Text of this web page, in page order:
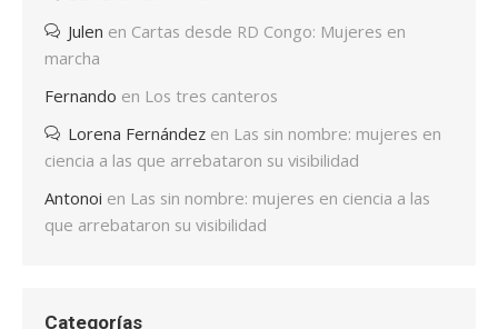
Julen en Cartas desde RD Congo: Mujeres en
marcha
Fernando en Los tres canteros
Lorena Fernández en Las sin nombre: mujeres en
ciencia a las que arrebataron su visibilidad
Antonoi en Las sin nombre: mujeres en ciencia a las
que arrebataron su visibilidad
Categorías